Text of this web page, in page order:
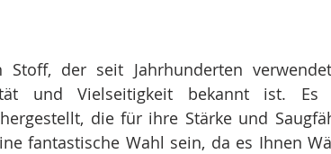
Stoff, der seit Jahrhunderten
und Vielseitigkeit bekannt ist.
die für ihre Stärke und
fantastische Wahl sein, da es Ihnen